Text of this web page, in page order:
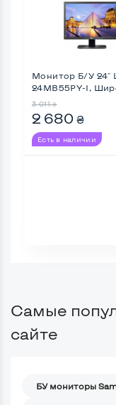
Монитор Б/У 24"
24MB55PY-I,
3 011 ₴
2 680 ₴
Есть в наличии
Самые
сайте
БУ мониторы